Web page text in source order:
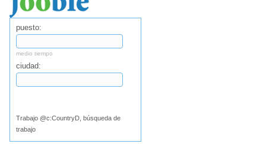
puesto:
medio tiempo
ciudad:
Trabajo @c:CountryD, búsqueda de
trabajo